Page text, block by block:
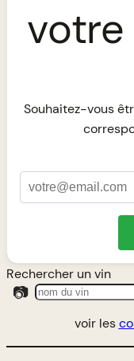
Souhaitez-vous
Rechercher un vin
📷
voir les